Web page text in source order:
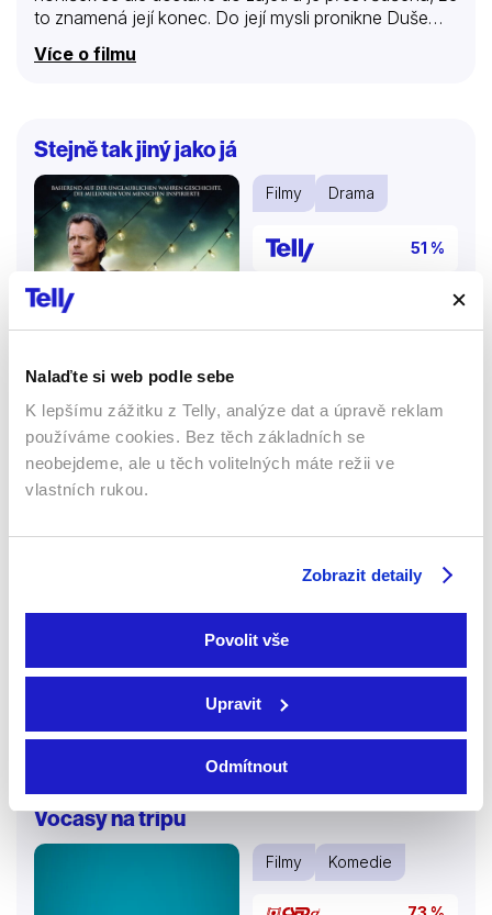
Nalaďte si web podle sebe
K lepšímu zážitku z Telly, analýze dat a úpravě reklam
používáme cookies. Bez těch základních se
neobejdeme, ale u těch volitelných máte režii ve
vlastních rukou.
Zobrazit detaily
Povolit vše
Upravit
Odmítnout
to znamená její konec. Do její mysli pronikne Duše
jménem Poutnice. Ta pátrá v Melaniiných myšlenkách
a doufá, že se dopracuje až k příčinám
tužeb Melaniina těla. Síly, které jdou mimo ně,
nakonec promění Poutnici a Melanii v nedobrovolné
spojence.
Více o filmu
Stejně tak jiný jako já
Filmy Drama
51 %
skutečných událostí. Deborah Hall (Renée Zellweger)
Potká bezdomovce, o kterém je přesvědčena, že je
to muž z jejího snu. Její manžel, mezinárodní prodejce
umění Ron Hall (Greg Kinnear), se musí přátelit s
Vocasy na tripu
Filmy Komedie